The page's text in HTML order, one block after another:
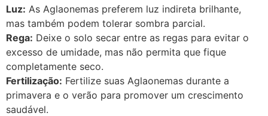
Luz: As Aglaonemas preferem luz indireta brilhante,
mas também podem tolerar sombra parcial.
Rega: Deixe o solo secar entre as regas para evitar o
excesso de umidade, mas não permita que fique
completamente seco.
Fertilização: Fertilize suas Aglaonemas durante a
primavera e o verão para promover um crescimento
saudável.